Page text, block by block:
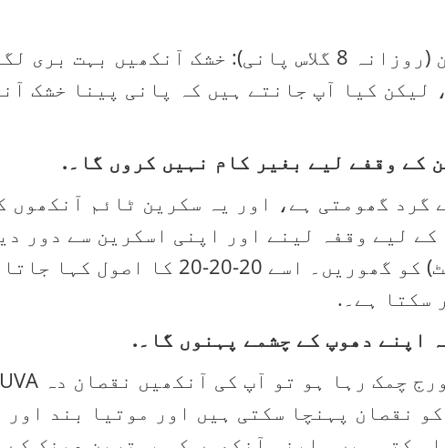
آنکھوں کے لیے ہائیڈریشن (روزانہ 8 گلاس پانی): خشک
لیکن کیا آپ جانتے ہیں کہ پانی پینا خشک
از کم 20 سیکنڈ کے لیے وقفہ لینے اور اپنی اسکرین
دور کی چیز (کم از کم 20 فٹ) کو
سکتا ہے۔.
نقصان پہنچا سکتی ہیں اور موتیا بند